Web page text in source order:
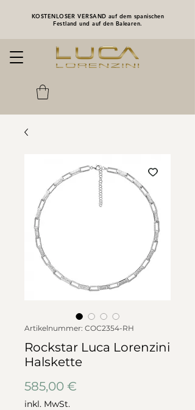
KOSTENLOSER VERSAND auf dem spanischen
Festland und auf den Balearen.
Artikelnummer: COC2354-RH
Rockstar Luca Lorenzini
Halskette
585,00 €
inkl. MwSt.